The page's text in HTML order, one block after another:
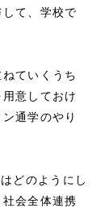
て、学校で
ていくうち
意しておけ
通学のやり
どのようにし
会全体連携